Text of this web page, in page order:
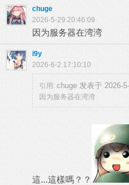
chuge
2026-5-29 20:46:09
因为服务器在湾湾
i9y
2026-6-2 17:10:10
引用: chuge 发表于 2026-
因为服务器在湾湾
這...這樣嗎？？